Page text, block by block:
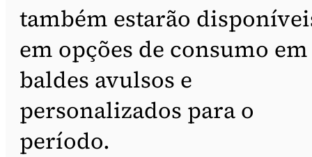
também estarão
em opções de consumo em
baldes avulsos e
personalizados para o
período.